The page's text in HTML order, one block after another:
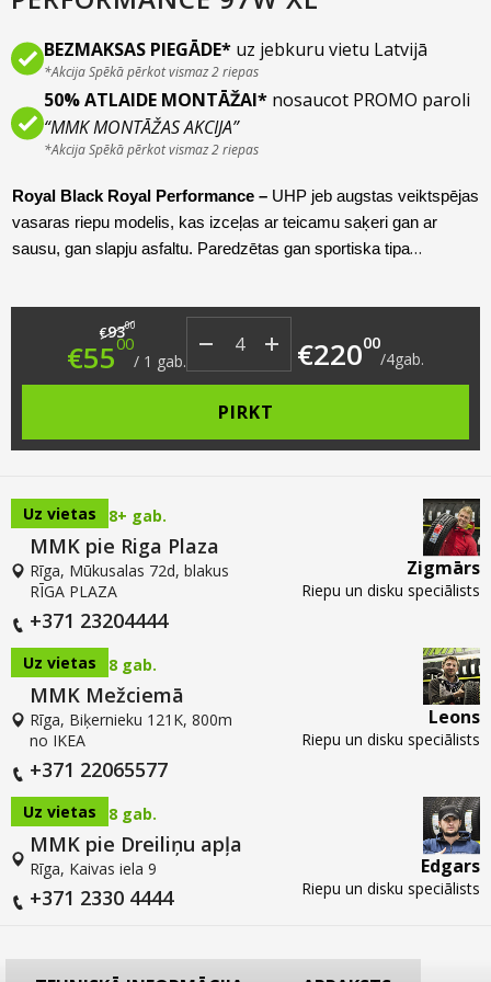
BEZMAKSAS PIEGĀDE* uz jebkuru vietu Latvijā
*Akcija Spēkā pērkot vismaz 2 riepas
50% ATLAIDE MONTĀŽAI* nosaucot PROMO paroli
“MMK MONTĀŽAS AKCIJA”
*Akcija Spēkā pērkot vismaz 2 riepas
Royal Black Royal Performance – UHP jeb augstas veiktspējas
vasaras riepu modelis, kas izceļas ar teicamu saķeri gan ar
sausu, gan slapju asfaltu. Paredzētas gan sportiska tipa
€9300 Original price was: €93.00.
€5500 Current price is: €55.00.
/ 1 gab. €22000
/4gab.
PIRKT
Uz vietas 8+ gab.
MMK pie Riga Plaza
Rīga, Mūkusalas 72d, blakus
RĪGA PLAZA
+371 23204444
Zigmārs
Riepu un disku speciālists
Uz vietas 8 gab.
MMK Mežciemā
Rīga, Biķernieku 121K, 800m
no IKEA
+371 22065577
Leons
Riepu un disku speciālists
Uz vietas 8 gab.
MMK pie Dreiliņu apļa
Rīga, Kaivas iela 9
+371 2330 4444
Edgars
Riepu un disku speciālists